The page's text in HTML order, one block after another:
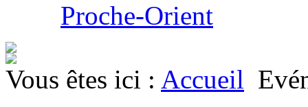
Proche-Orient
Vous êtes ici : Accueil